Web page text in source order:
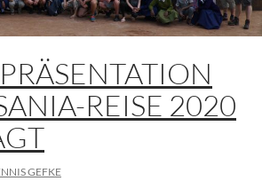
REISE 2020
GEFKE